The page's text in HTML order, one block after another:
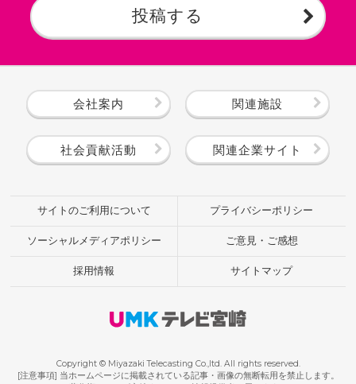
投稿する
会社案内 関連施設
社会貢献活動 関連企業サイト
サイトのご利用について プライバシーポリシー
ソーシャルメディアポリシー ご意見・ご感想
採用情報 サイトマップ
Copyright © Miyazaki Telecasting Co.,ltd. All rights reserved.
[注意事項] 当ホームページに掲載されている記事・画像の無断転用を禁止します。